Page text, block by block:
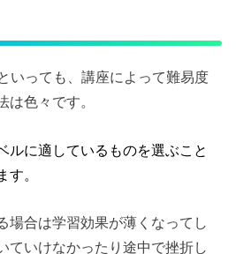
いっても、講座によって難易度
は色々です。
ルに適しているものを選ぶこと
す。
場合は学習効果が薄くなってし
ていけなかったり途中で挫折し